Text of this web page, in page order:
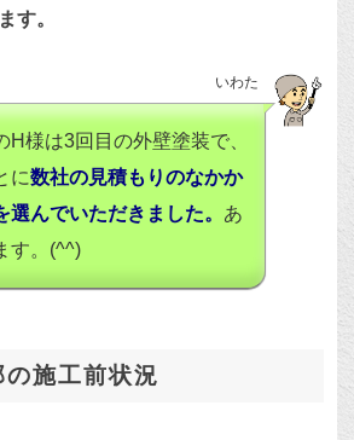
す。
いわた
H様は3回目の外壁塗装で、
に数社の見積もりのなかか
選んでいただきました。 あ
す。(^^)
施工前状況